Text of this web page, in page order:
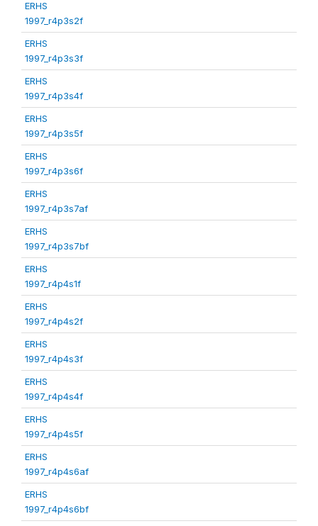
ERHS
1997_r4p3s2f
ERHS
1997_r4p3s3f
ERHS
1997_r4p3s4f
ERHS
1997_r4p3s5f
ERHS
1997_r4p3s6f
ERHS
1997_r4p3s7af
ERHS
1997_r4p3s7bf
ERHS
1997_r4p4s1f
ERHS
1997_r4p4s2f
ERHS
1997_r4p4s3f
ERHS
1997_r4p4s4f
ERHS
1997_r4p4s5f
ERHS
1997_r4p4s6af
ERHS
1997_r4p4s6bf